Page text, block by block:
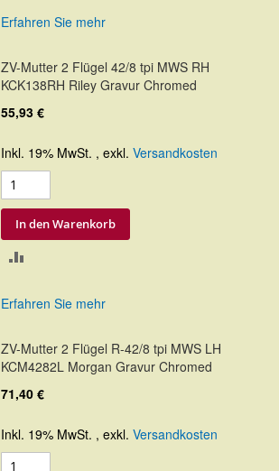
Erfahren Sie mehr
ZV-Mutter 2 Flügel 42/8 tpi MWS RH
KCK138RH Riley Gravur Chromed
55,93 €
Inkl. 19% MwSt. , exkl. Versandkosten
In den Warenkorb
Erfahren Sie mehr
ZV-Mutter 2 Flügel R-42/8 tpi MWS LH
KCM4282L Morgan Gravur Chromed
71,40 €
Inkl. 19% MwSt. , exkl. Versandkosten